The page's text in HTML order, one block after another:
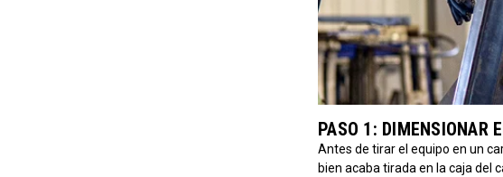
PASO 1: DIMENSIONAR
Antes de tirar el equipo en un
bien acaba tirada en la caja del